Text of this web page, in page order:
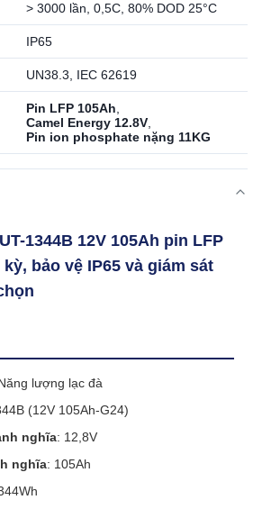
> 3000 lần, 0,5C, 80% DOD 25°C
IP65
UN38.3, IEC 62619
Pin LFP 105Ah
Camel Energy 12.8V
Pin ion phosphate nặng 11KG
1344B 12V 105Ah pin LFP
bảo vệ IP65 và giám sát
lượng lạc đà
(12V 105Ah-G24)
nghĩa: 12,8V
nghĩa: 105Ah